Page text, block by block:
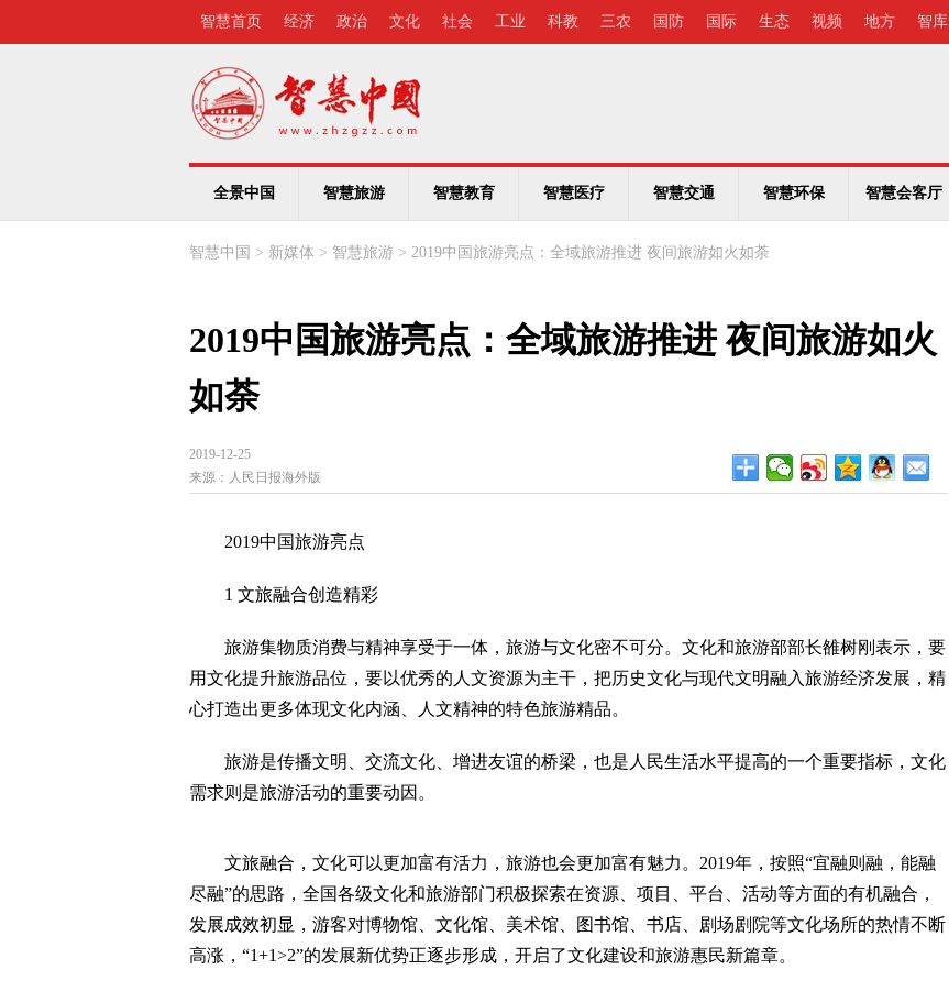
智慧首页 经济 政治 文化 社会 工业 科教 三农 国防 国际 生态 视频 地方 智库
全景中国 智慧旅游 智慧教育 智慧医疗 智慧交通 智慧环保 智慧会客厅
智慧中国 > 新媒体 > 智慧旅游 > 2019中国旅游亮点：全域旅游推进 夜间旅游如火如荼
2019中国旅游亮点：全域旅游推进 夜间旅游如火
如荼
2019-12-25
来源： 人民日报海外版
2019中国旅游亮点
1 文旅融合创造精彩
旅游集物质消费与精神享受于一体，旅游与文化密不可分。文化和旅游部部长雒树刚表示，要
用文化提升旅游品位，要以优秀的人文资源为主干，把历史文化与现代文明融入旅游经济发展，精
心打造出更多体现文化内涵、人文精神的特色旅游精品。
旅游是传播文明、交流文化、增进友谊的桥梁，也是人民生活水平提高的一个重要指标，文化
需求则是旅游活动的重要动因。
文旅融合，文化可以更加富有活力，旅游也会更加富有魅力。2019年，按照“宜融则融，能融
尽融”的思路，全国各级文化和旅游部门积极探索在资源、项目、平台、活动等方面的有机融合，
发展成效初显，游客对博物馆、文化馆、美术馆、图书馆、书店、剧场剧院等文化场所的热情不断
高涨，“1+1>2”的发展新优势正逐步形成，开启了文化建设和旅游惠民新篇章。